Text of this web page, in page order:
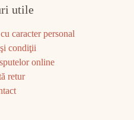
utile
caracter personal
condiţii
online
retur